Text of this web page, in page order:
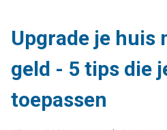
Upgrade je huis
geld - 5 tips die
toepassen